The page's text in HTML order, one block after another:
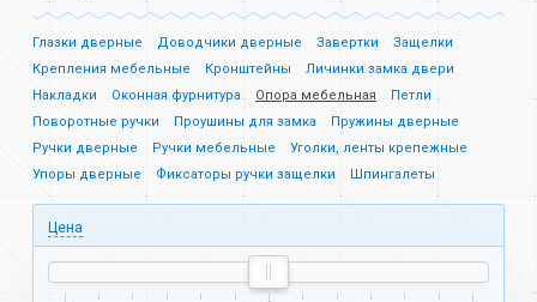
Глазки дверные Доводчики дверные Завертки
Защелки
Крепления мебельные
Кронштейны
Личинки замка двери
Накладки
Оконная фурнитура Опора мебельная
Петли
Поворотные ручки
Проушины для замка
Пружины дверные
Ручки дверные
Ручки мебельные
Уголки, ленты крепежные
Упоры дверные
Фиксаторы ручки защелки Шпингалеты
Цена